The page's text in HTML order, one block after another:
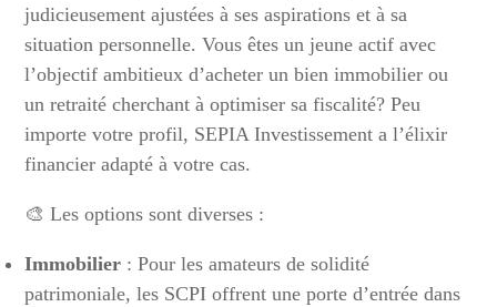
judicieusement ajustées à ses aspirations et à sa
situation personnelle. Vous êtes un jeune actif avec
l’objectif ambitieux d’acheter un bien immobilier ou
un retraité cherchant à optimiser sa fiscalité? Peu
importe votre profil, SEPIA Investissement a l’élixir
financier adapté à votre cas.
🎨 Les options sont diverses :
Immobilier : Pour les amateurs de solidité
patrimoniale, les SCPI offrent une porte d’entrée dans